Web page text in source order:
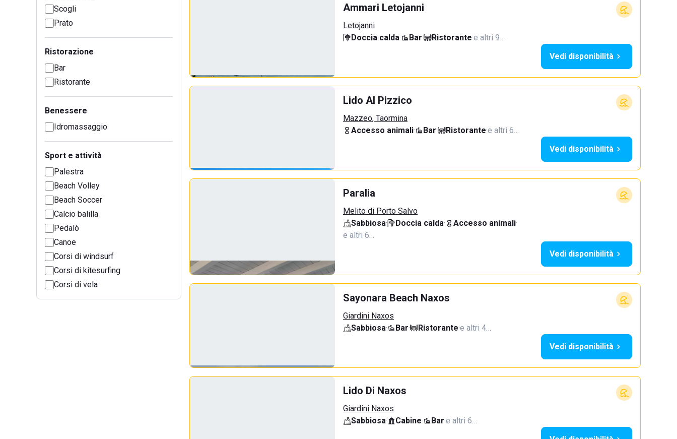
Scogli
Prato
Ristorazione
Bar
Ristorante
Benessere
Idromassaggio
Sport e attività
Palestra
Beach Volley
Beach Soccer
Calcio balilla
Pedalò
Canoe
Corsi di windsurf
Corsi di kitesurfing
Corsi di vela
Ammari Letojanni
Letojanni
Doccia calda· Bar· Ristorante·e altri 9…
Vedi disponibilità
Lido Al Pizzico
Mazzeo, Taormina
Accesso animali· Bar· Ristorante·e altri 6…
Vedi disponibilità
Paralia
Melito di Porto Salvo
Sabbiosa· Doccia calda· Accesso animali·
e altri 6…
Vedi disponibilità
Sayonara Beach Naxos
Giardini Naxos
Sabbiosa· Bar· Ristorante·e altri 4…
Vedi disponibilità
Lido Di Naxos
Giardini Naxos
Sabbiosa· Cabine· Bar·e altri 6…